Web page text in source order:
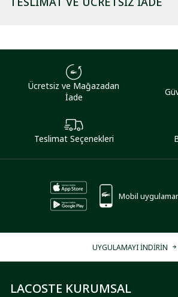
Ücretsiz ve Mağazadan
İade
Teslimat Seçenekleri
Mobil
UYGULAMAYI İNDİRİN
LACOSTE KURUMSAL